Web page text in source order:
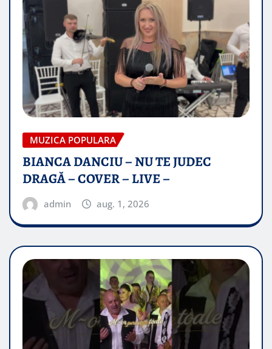
MUZICA POPULARA
BIANCA DANCIU – NU TE JUDEC
DRAGĂ – COVER – LIVE –
admin aug. 1, 2026